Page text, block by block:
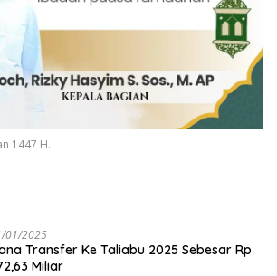
1447 H.
01/2025
Transfer Ke Taliabu 2025 Sebesar Rp
Miliar